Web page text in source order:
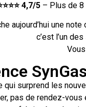
4,7/5 – Plus de
aujourd’hui une note
c’est l’un
qui surprend les
pas de rendez-